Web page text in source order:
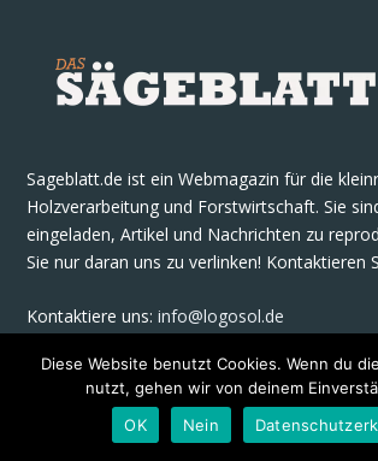
Sageblatt.de ist ein Webmagazin für die
Holzverarbeitung und Forstwirtschaft. Sie
eingeladen, Artikel und Nachrichten zu
Sie nur daran uns zu verlinken! Kontaktieren
Kontaktiere uns:info@logosol.de
Diese Website benutzt Cookies. Wenn du
nutzt, gehen wir von deinem
OK
Nein